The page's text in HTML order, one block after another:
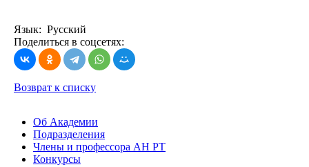
Язык: Русский
Поделиться в соцсетях:
Возврат к списку
Об Академии
Подразделения
Члены и профессора АН РТ
Конкурсы